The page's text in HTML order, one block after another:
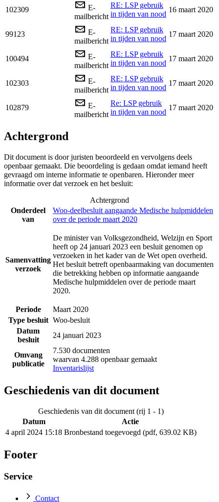
102309
E-
mailbericht
RE: LSP gebruik
in tijden van nood
16 maart 2020
99123
E-
mailbericht
RE: LSP gebruik
in tijden van nood
17 maart 2020
100494
E-
mailbericht
RE: LSP gebruik
in tijden van nood
17 maart 2020
102303
E-
mailbericht
RE: LSP gebruik
in tijden van nood
17 maart 2020
102879
E-
mailbericht
Re: LSP gebruik
in tijden van nood
17 maart 2020
Achtergrond
Dit document is door juristen beoordeeld en vervolgens deels
openbaar gemaakt. Die beoordeling is gedaan omdat iemand heeft
gevraagd om interne informatie te openbaren. Hieronder meer
informatie over dat verzoek en het besluit:
Achtergrond
Onderdeel
van
Woo-deelbesluit aangaande Medische hulpmiddelen
over de periode maart 2020
Samenvatting
verzoek
De minister van Volksgezondheid, Welzijn en Sport
heeft op 24 januari 2023 een besluit genomen op
verzoeken in het kader van de Wet open overheid.
Het besluit betreft openbaarmaking van documenten
die betrekking hebben op informatie aangaande
Medische hulpmiddelen over de periode maart
2020.
Periode
Maart 2020
Type besluit Woo-besluit
Datum
besluit
24 januari 2023
Omvang
publicatie
7.530 documenten
waarvan 4.288 openbaar gemaakt
Inventarislijst
Geschiedenis van dit document
Geschiedenis van dit document (rij 1 - 1)
Datum
Actie
4 april 2024 15:18 Bronbestand toegevoegd (pdf, 639.02 KB)
Footer
Service
Contact